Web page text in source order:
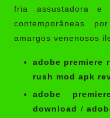
fria assustadora e
contemporâneas
amargos venenosos
adobe premiere
rush mod apk
adobe
download
/